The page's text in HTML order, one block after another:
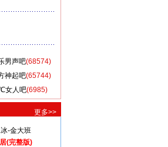
男声吧(68574)
神起吧(65744)
女人吧(6985)
更多>>
-金大班
(完整版)